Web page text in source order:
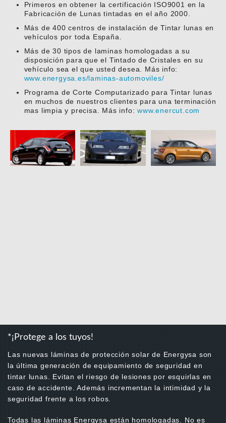
Primeros en obtener la certificación ISO9001 en la
Fabricación de Lunas tintadas en el año 2000.
Más de 400 centros de instalación de Tintar lunas en
vehículos por toda España.
Más de 30 tipos de laminas homologadas a su
disposición para que el Tintado de Cristales en su
vehículo sea el que usted desea. Más info:
www.energysa.es/laminas-automoviles/
Programa de Corte Computarizado para Tintar lunas
en muchos de nuestros clientes para una terminación
mas limpia y precisa. Más info:www.enercut.com
*¡Protege a los tuyos!
Las nuevas láminas de protección solar de Energysa son
la última generación de equipamiento de seguridad en
tintar lunas. Evitan el riesgo de lesiones por esquirlas en
caso de accidente. Además incrementan la intimidad y la
seguridad frente a los robos.
Todas las láminas Energysa están homologadas. No es